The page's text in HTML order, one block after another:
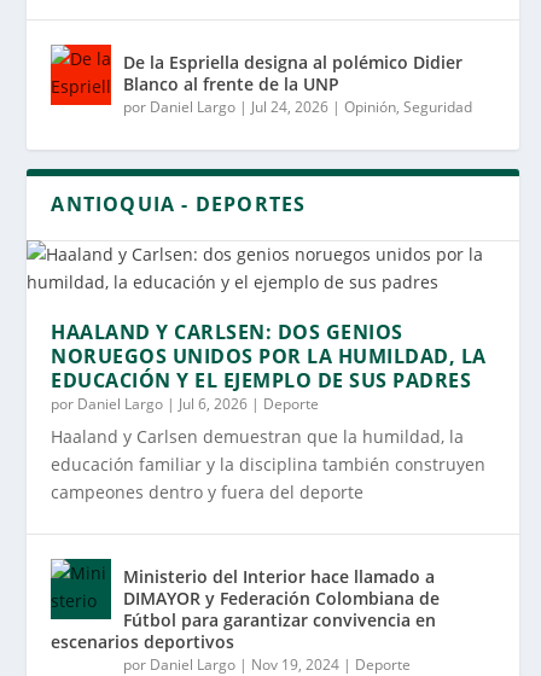
De la Espriella designa al polémico Didier
Blanco al frente de la UNP
por Daniel Largo | Jul 24, 2026 |Opinión,Seguridad
ANTIOQUIA - DEPORTES
HAALAND Y CARLSEN: DOS GENIOS
NORUEGOS UNIDOS POR LA HUMILDAD, LA
EDUCACIÓN Y EL EJEMPLO DE SUS PADRES
por Daniel Largo | Jul 6, 2026 | Deporte
Haaland y Carlsen demuestran que la humildad, la
educación familiar y la disciplina también construyen
campeones dentro y fuera del deporte
Ministerio del Interior hace llamado a
DIMAYOR y Federación Colombiana de
Fútbol para garantizar convivencia en
escenarios deportivos
por Daniel Largo | Nov 19, 2024 | Deporte